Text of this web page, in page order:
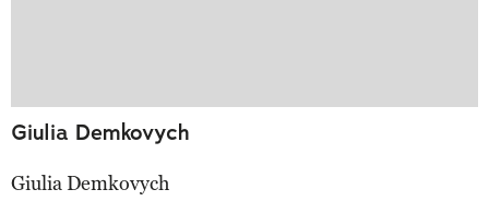
Giulia Demkovych
Giulia Demkovych